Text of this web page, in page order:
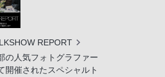
REPORT
の人気フォトグラファー
開催されたスペシャルト